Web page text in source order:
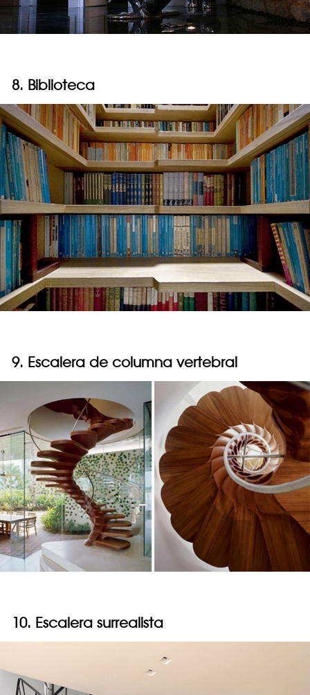
8. Biblioteca
9. Escalera de columna vertebral
10. Escalera surrealista